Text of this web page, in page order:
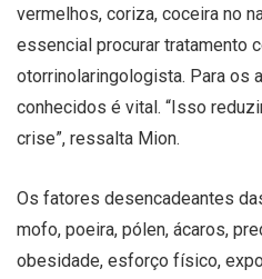
vermelhos, coriza, coceira no
essencial procurar tratamento
otorrinolaringologista. Para os
conhecidos é vital. “Isso
crise”, ressalta Mion.
Os fatores desencadeantes
mofo, poeira, pólen, ácaros,
obesidade, esforço físico,